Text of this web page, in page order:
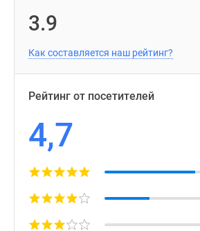
3.9
Как составляется наш рейтинг?
Рейтинг от посетителей
4,7